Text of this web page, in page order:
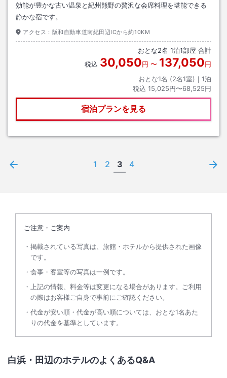
効能が豊かな古い温泉と紀州熊野の贅沢な会席料理を堪能できる
静かな宿です。
アクセス： 阪和自動車道南紀田辺ICから約10KM
おとな2名 1泊1部屋 合計
税込 30,050円 〜 137,050円
おとな1名 (2名1室)｜ 1泊
税込 15,025円〜68,525円
宿泊プランを見る
1 2 3 4
ご注意・ご案内
掲載されている写真は、旅館・ホテルから提供された画像
です。
食事・客室等の写真は一例です。
上記の情報、料金等は変更になる場合があります。ご利用
の際はお客様ご自身で事前にご確認ください。
代金が安い順・代金が高い順については、おとな1名あた
りの代金を基準としています。
白浜・田辺のホテルのよくあるQ&A